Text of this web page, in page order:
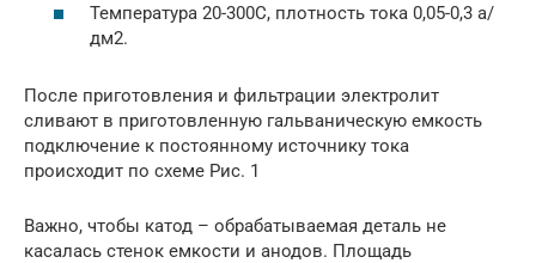
Температура 20-300С, плотность тока 0,05-0,3 а/
дм2.
После приготовления и фильтрации электролит
сливают в приготовленную гальваническую емкость
подключение к постоянному источнику тока
происходит по схеме Рис. 1
Важно, чтобы катод – обрабатываемая деталь не
касалась стенок емкости и анодов. Площадь